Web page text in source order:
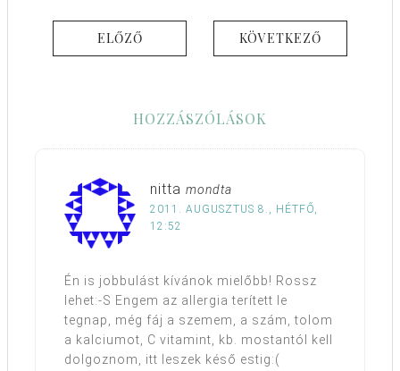
ELŐZŐ KÖVETKEZŐ
HOZZÁSZÓLÁSOK
nitta mondta
2011. AUGUSZTUS 8., HÉTFŐ,
12:52
Én is jobbulást kívánok mielőbb! Rossz
lehet:-S Engem az allergia terített le
tegnap, még fáj a szemem, a szám, tolom
a kalciumot, C vitamint, kb. mostantól kell
dolgoznom, itt leszek késő estig:(